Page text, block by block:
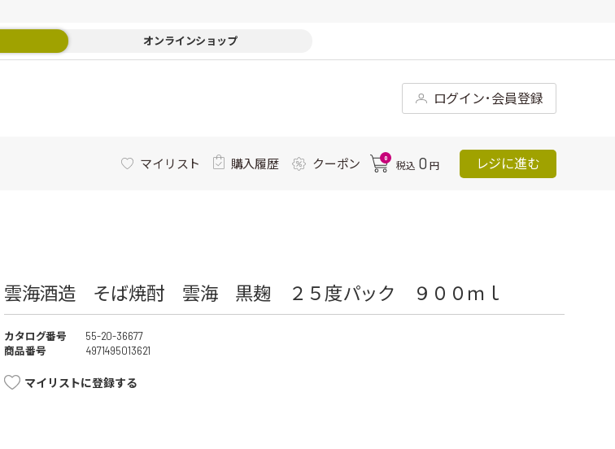
オンラインショップ
ログイン･会員登録
マイリスト 購入履歴 クーポン 0
税込 0 円 レジに進む
雲海酒造 そば焼酎 雲海 黒麹 ２５度パック ９００ｍｌ
カタログ番号
55-20-36677
商品番号
4971495013621
マイリストに登録する